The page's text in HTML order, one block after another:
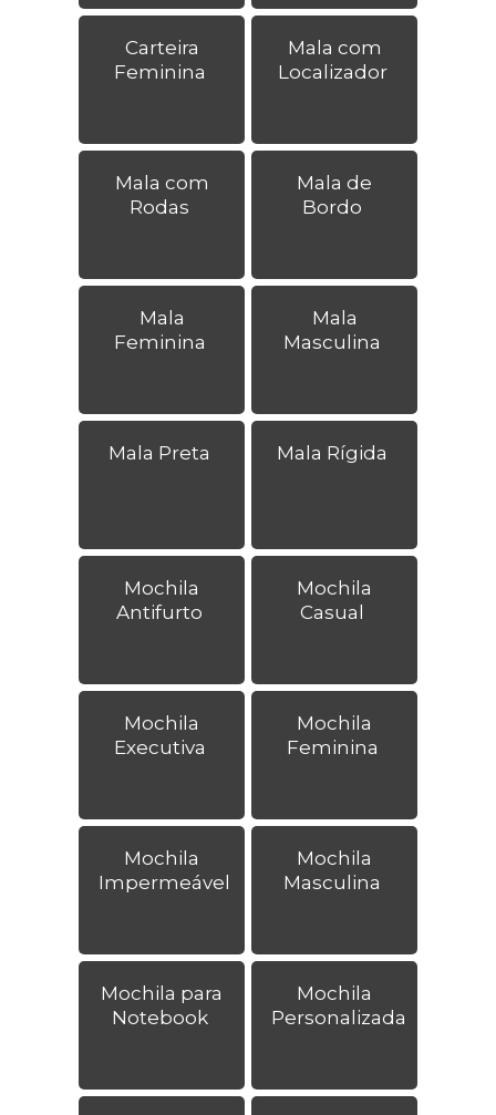
Carteira
Feminina
Mala com
Localizador
Mala com
Rodas
Mala de
Bordo
Mala
Feminina
Mala
Masculina
Mala Preta Mala Rígida
Mochila
Antifurto
Mochila
Casual
Mochila
Executiva
Mochila
Feminina
Mochila
Impermeável
Mochila
Masculina
Mochila para
Notebook
Mochila
Personalizada